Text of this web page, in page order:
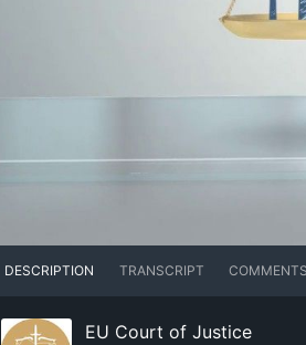
DESCRIPTION TRANSCRIPT COMMENTS
EU Court of Justice